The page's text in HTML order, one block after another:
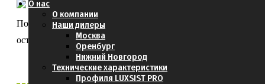
О нас
О компании
Наши дилеры
Москва
Оренбург
Нижний Новгород
Технические характеристики
Профиля LUXSIST PRO
Получить от нас консультацию по
остеклению